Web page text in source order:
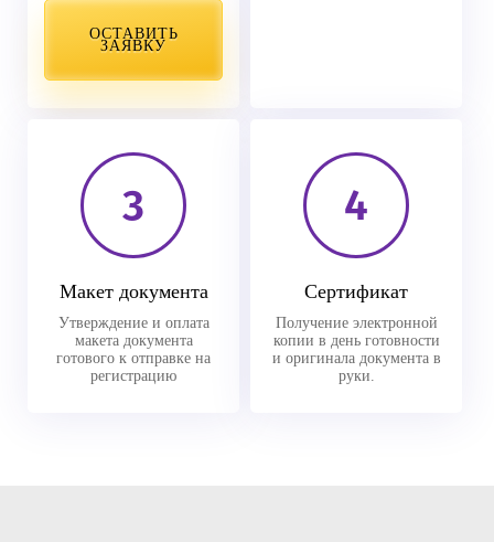
ОСТАВИТЬ
ЗАЯВКУ
3
Макет документа
Утверждение и оплата
макета документа
готового к отправке на
регистрацию
4
Сертификат
Получение электронной
копии в день готовности
и оригинала документа в
руки.